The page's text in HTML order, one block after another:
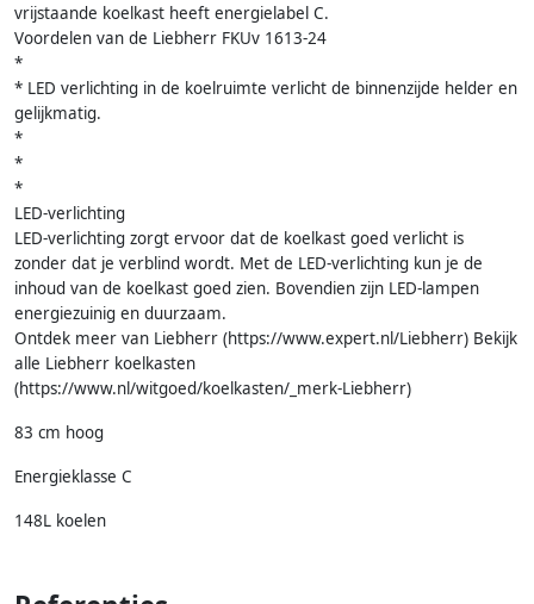
vrijstaande koelkast heeft energielabel C.
Voordelen van de Liebherr FKUv 1613-24
*
* LED verlichting in de koelruimte verlicht de binnenzijde helder en
gelijkmatig.
*
*
*
LED-verlichting
LED-verlichting zorgt ervoor dat de koelkast goed verlicht is
zonder dat je verblind wordt. Met de LED-verlichting kun je de
inhoud van de koelkast goed zien. Bovendien zijn LED-lampen
energiezuinig en duurzaam.
Ontdek meer van Liebherr (https://www.expert.nl/Liebherr) Bekijk
alle Liebherr koelkasten
(https://www.nl/witgoed/koelkasten/_merk-Liebherr)
83 cm hoog
Energieklasse C
148L koelen